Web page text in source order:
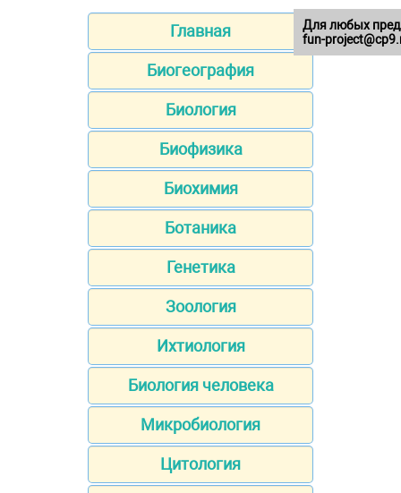
Главная
Биогеография
Биология
Биофизика
Биохимия
Ботаника
Генетика
Зоология
Ихтиология
Биология человека
Микробиология
Цитология
Для любых
fun-